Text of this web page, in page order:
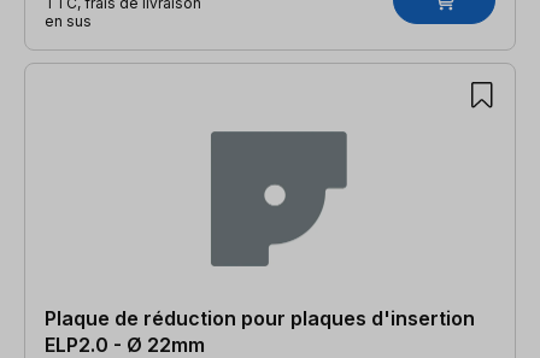
en sus
Plaque de réduction pour plaques d'insertion
ELP2.0 - Ø 22mm